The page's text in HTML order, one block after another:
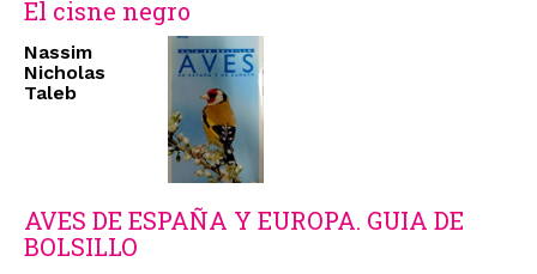
El cisne negro
Nassim
Nicholas
Taleb
AVES DE ESPAÑA Y EUROPA. GUIA DE
BOLSILLO